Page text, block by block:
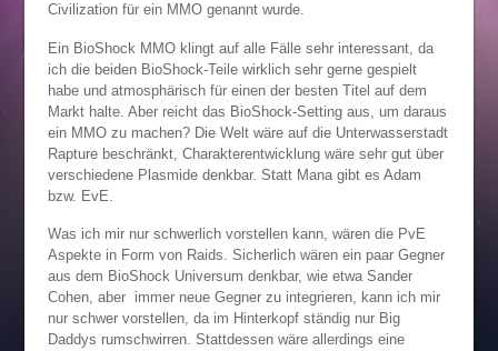
Civilization für ein MMO genannt wurde.
Ein BioShock MMO klingt auf alle Fälle sehr interessant, da
ich die beiden BioShock-Teile wirklich sehr gerne gespielt
habe und atmosphärisch für einen der besten Titel auf dem
Markt halte. Aber reicht das BioShock-Setting aus, um daraus
ein MMO zu machen? Die Welt wäre auf die Unterwasserstadt
Rapture beschränkt, Charakterentwicklung wäre sehr gut über
verschiedene Plasmide denkbar. Statt Mana gibt es Adam
bzw. EvE.
Was ich mir nur schwerlich vorstellen kann, wären die PvE
Aspekte in Form von Raids. Sicherlich wären ein paar Gegner
aus dem BioShock Universum denkbar, wie etwa Sander
Cohen, aber immer neue Gegner zu integrieren, kann ich mir
nur schwer vorstellen, da im Hinterkopf ständig nur Big
Daddys rumschwirren. Stattdessen wäre allerdings eine